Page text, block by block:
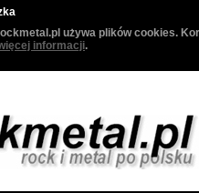
używa plików cookies.
informacji.